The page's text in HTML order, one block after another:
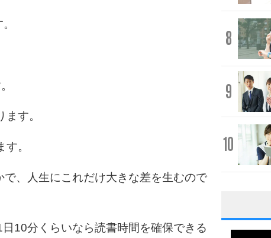
す。
。
、人生にこれだけ大きな差を生むので
10分くらいなら読書時間を確保できる
8
9
10
1